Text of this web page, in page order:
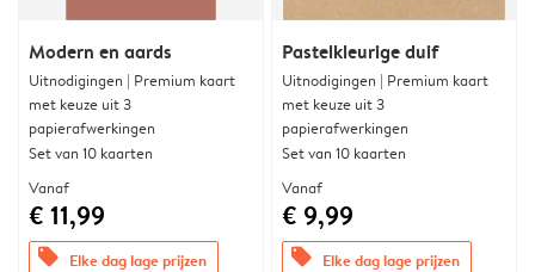
Modern en aards
Uitnodigingen | Premium kaart
met keuze uit 3
papierafwerkingen
Set van 10 kaarten
Vanaf
€ 11,99
offers Elke dag lage prijzen
Pastelkleurige duif
Uitnodigingen | Premium kaart
met keuze uit 3
papierafwerkingen
Set van 10 kaarten
Vanaf
€ 9,99
offers Elke dag lage prijzen